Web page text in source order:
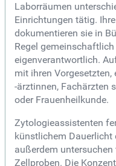
Laborräumen
Einrichtungen tätig.
dokumentieren sie in
Regel
eigenverantwortlich.
mit ihren
-ärztinnen, Fachärzten
oder Frauenheilkunde.
Zytologieassistenten
künstlichem
außerdem
Zellproben. Die